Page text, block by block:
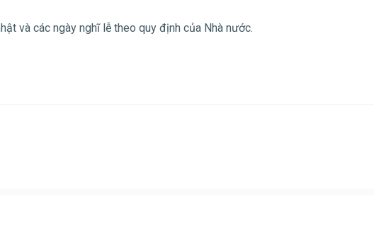
và các ngày nghĩ lễ theo quy định của Nhà nước.